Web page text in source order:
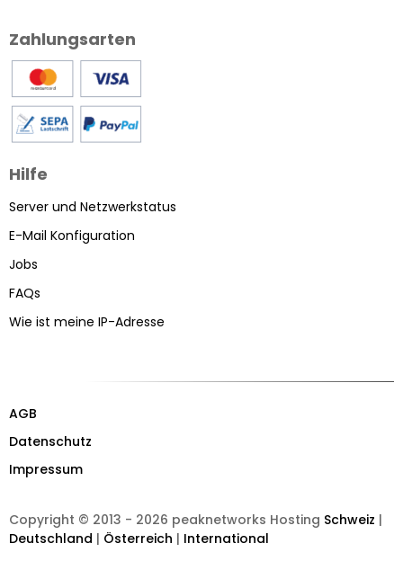
Zahlungsarten
Hilfe
Server und Netzwerkstatus
E-Mail Konfiguration
Jobs
FAQs
Wie ist meine IP-Adresse
AGB
Datenschutz
Impressum
Copyright © 2013 - 2026 peaknetworks Hosting Schweiz |
Deutschland | Österreich | International